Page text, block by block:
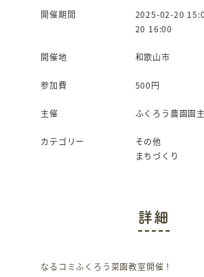
開催期間
2025-02-20
20 16:00
開催地 和歌山市
参加費 500円
主催 ふくろう農園園主
カテゴリー
その他
まちづくり
詳細
なるコミふくろう菜園教室開催！